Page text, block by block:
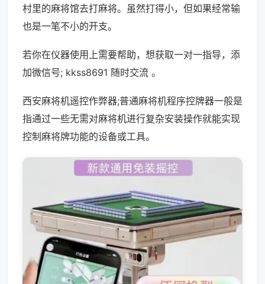
村里的麻将馆去打麻将。虽然打得小，但如果经常输
也是一笔不小的开支。
若你在仪器使用上需要帮助，想获取一对一指导，添
加微信号; kkss8691 随时交流 。
西安麻将机遥控作弊器;普通麻将机程序控牌器一般是
指通过一些无需对麻将机进行复杂安装操作就能实现
控制麻将牌功能的设备或工具。